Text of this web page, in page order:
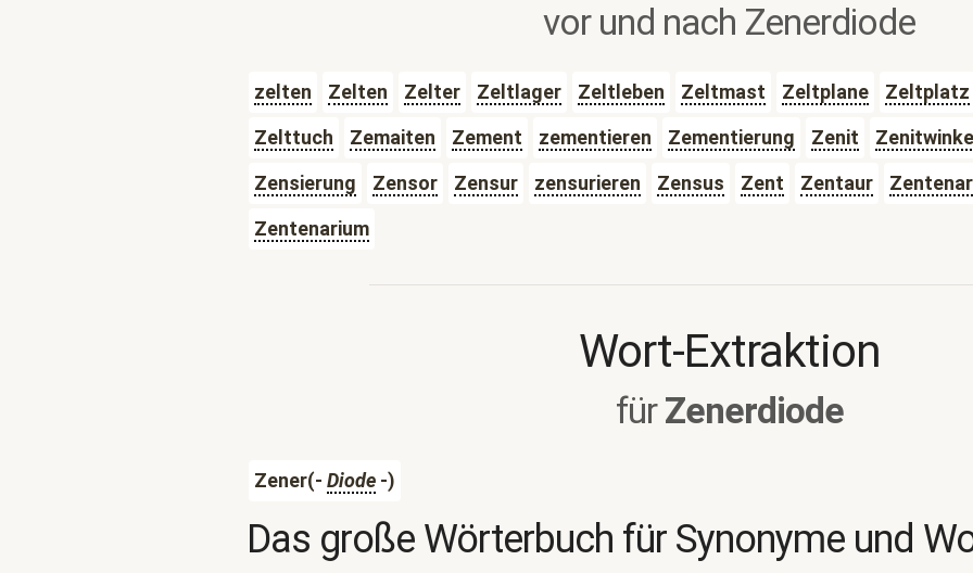
vor und nach Zenerdiode
zelten Zelten Zelter Zeltlager Zeltleben Zeltmast Zeltplane Zeltplatz
Zelttuch
Zemaiten Zement zementieren Zementierung Zenit Zenitwinkel
Zensierung
Zensor Zensur zensurieren Zensus Zent Zentaur Zentenar
Zentenarium
Wort-Extraktion
fürZenerdiode
Zener(- Diode-)
Das große Wörterbuch für Synonyme und